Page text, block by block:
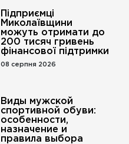
Підприємці
Миколаївщини
можуть отримати до
200 тисяч гривень
фінансової підтримки
08 серпня 2026
Виды мужской
спортивной обуви:
особенности,
назначение и
правила выбора